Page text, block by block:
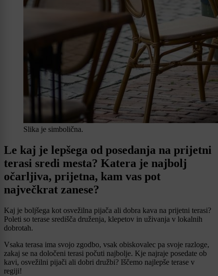
Slika je simbolična.
Le kaj je lepšega od posedanja na prijetni
terasi sredi mesta? Katera je najbolj
očarljiva, prijetna, kam vas pot
največkrat zanese?
Kaj je boljšega kot osvežilna pijača ali dobra kava na prijetni terasi?
Poleti so terase središča druženja, klepetov in uživanja v lokalnih
dobrotah.
Vsaka terasa ima svojo zgodbo, vsak obiskovalec pa svoje razloge,
zakaj se na določeni terasi počuti najbolje. Kje najraje posedate ob
kavi, osvežilni pijači ali dobri družbi? Iščemo najlepše terase v
regiji!